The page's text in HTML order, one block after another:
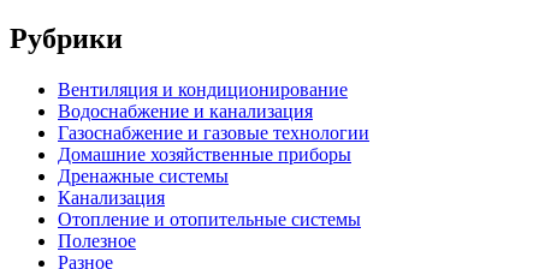
Рубрики
Вентиляция и кондиционирование
Водоснабжение и канализация
Газоснабжение и газовые технологии
Домашние хозяйственные приборы
Дренажные системы
Канализация
Отопление и отопительные системы
Полезное
Разное